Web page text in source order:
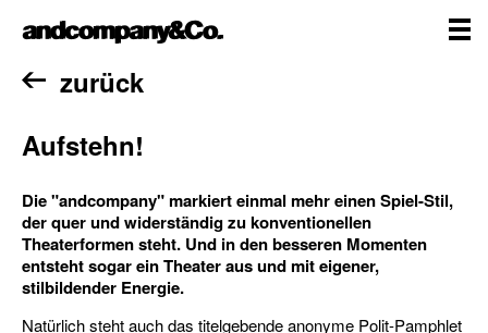
Inhalt
andcompany&Co
Homezurück
Aufstehn!
Die "andcompany" markiert einmal mehr einen Spiel-Stil,
der quer und widerständig zu konventionellen
Theaterformen steht. Und in den besseren Momenten
entsteht sogar ein Theater aus und mit eigener,
stilbildender Energie.
Natürlich steht auch das titelgebende anonyme Polit-Pamphlet